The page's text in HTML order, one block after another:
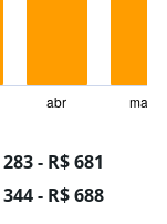
abr mai
- R$ 681
344 - R$ 688